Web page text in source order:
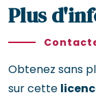
Plus
Obtenez sans
sur cette